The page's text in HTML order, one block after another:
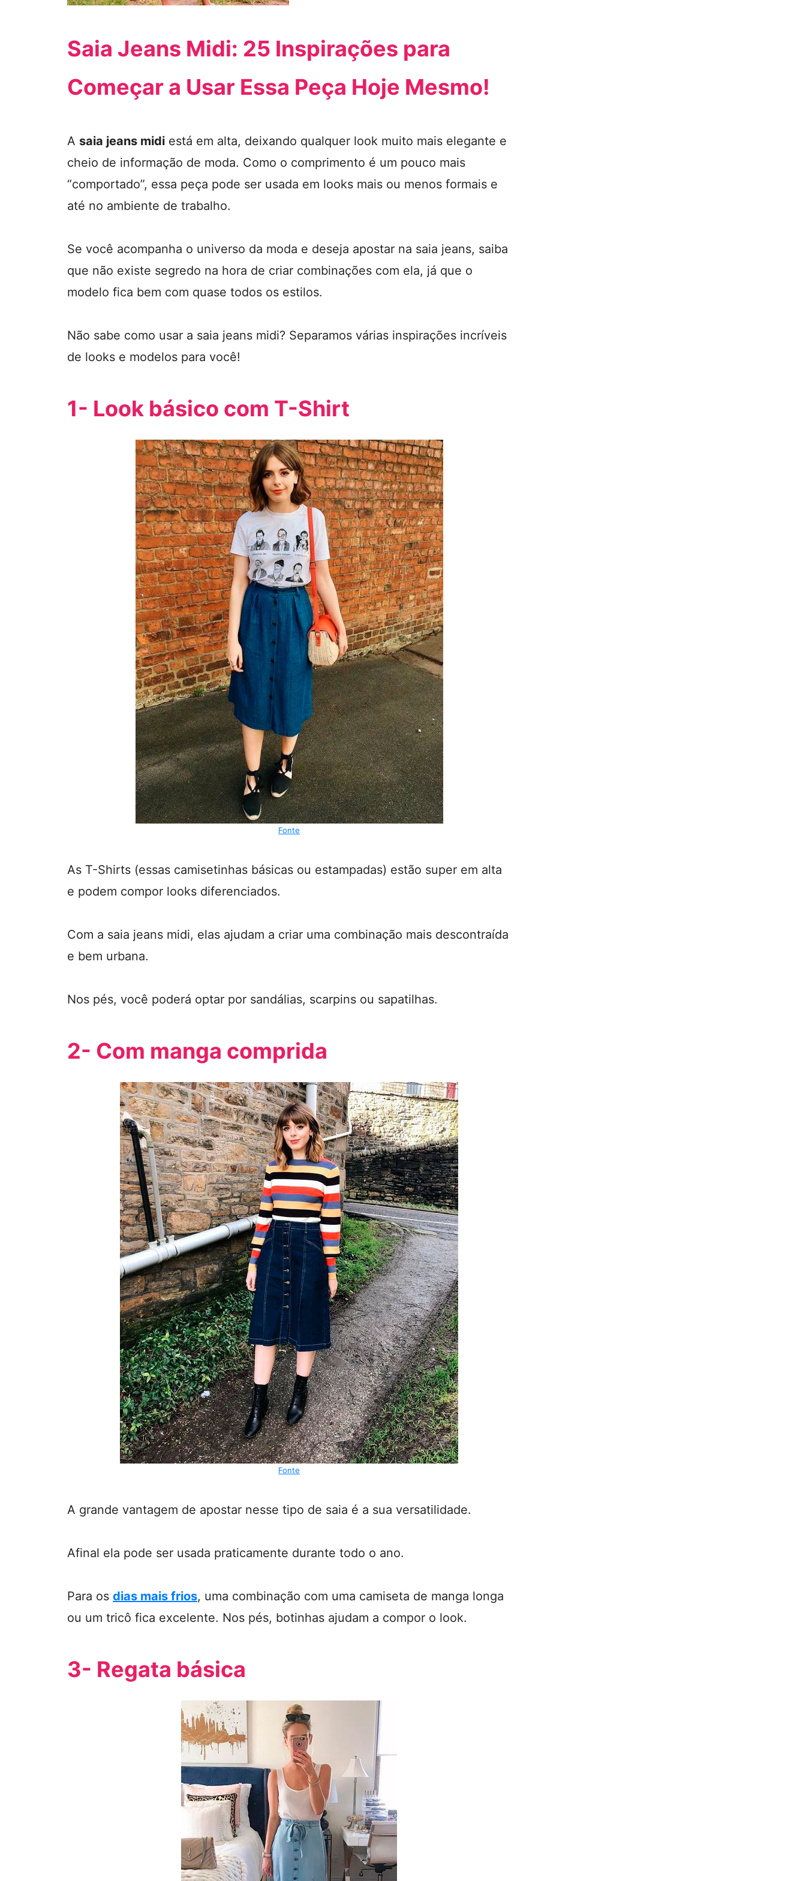
Saia Jeans Midi: 25 Inspirações para
Começar a Usar Essa Peça Hoje Mesmo!
A saia jeans midi está em alta, deixando qualquer look muito mais elegante e
cheio de informação de moda. Como o comprimento é um pouco mais
“comportado”, essa peça pode ser usada em looks mais ou menos formais e
até no ambiente de trabalho.
Se você acompanha o universo da moda e deseja apostar na saia jeans, saiba
que não existe segredo na hora de criar combinações com ela, já que o
modelo fica bem com quase todos os estilos.
Não sabe como usar a saia jeans midi? Separamos várias inspirações incríveis
de looks e modelos para você!
1- Look básico com T-Shirt
Fonte
As T-Shirts (essas camisetinhas básicas ou estampadas) estão super em alta
e podem compor looks diferenciados.
Com a saia jeans midi, elas ajudam a criar uma combinação mais descontraída
e bem urbana.
Nos pés, você poderá optar por sandálias, scarpins ou sapatilhas.
2- Com manga comprida
Fonte
A grande vantagem de apostar nesse tipo de saia é a sua versatilidade.
Afinal ela pode ser usada praticamente durante todo o ano.
Para os dias mais frios, uma combinação com uma camiseta de manga longa
ou um tricô fica excelente. Nos pés, botinhas ajudam a compor o look.
3- Regata básica